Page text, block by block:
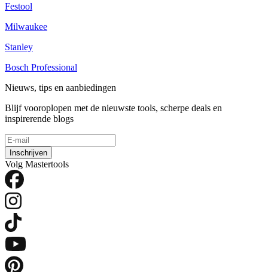
Festool
Milwaukee
Stanley
Bosch Professional
Nieuws, tips en aanbiedingen
Blijf vooroplopen met de nieuwste tools, scherpe deals en
inspirerende blogs
Inschrijven
Volg Mastertools